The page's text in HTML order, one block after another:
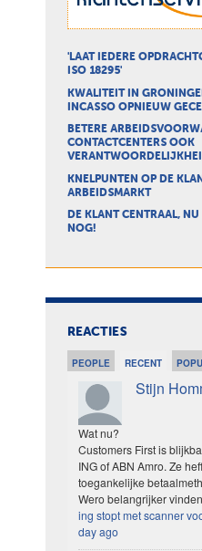
'LAAT IEDERE
ISO 18295'
KWALITEIT IN
INCASSO OPNIEUW
BETERE
CONTACTCENTERS OOK
KNELPUNTEN OP DE
ARBEIDSMARKT
DE KLANT CENTRAAL,
NOG!
REACTIES
PEOPLE RECENT
Stijn
Wat nu?
Customers First is
ING of ABN Amro. Ze
toegankelijke
Wero belangrijker
ing stopt met scanner
day ago